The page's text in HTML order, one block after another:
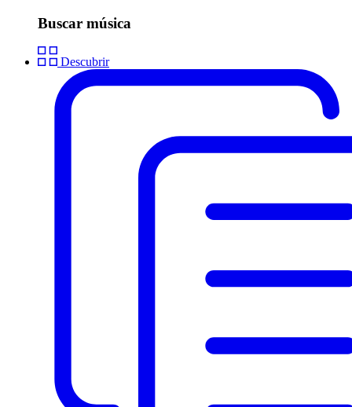
Buscar música
Descubrir